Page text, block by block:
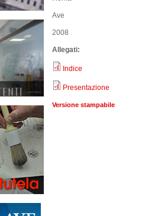
Ave
2008
Allegati:
Indice
Presentazione
Versione stampabile